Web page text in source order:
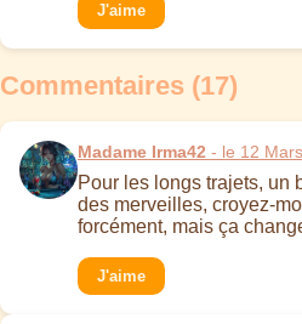
J'aime
Commentaires (17)
Madame Irma42 - le 12
Pour les longs trajets, un
des merveilles, croyez-
forcément, mais ça
J'aime